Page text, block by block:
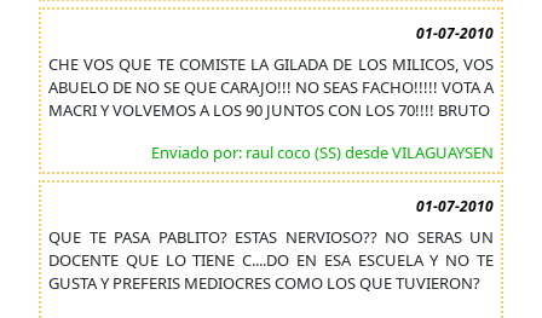
01-07-2010
CHE VOS QUE TE COMISTE LA GILADA DE LOS MILICOS, VOS
ABUELO DE NO SE QUE CARAJO!!! NO SEAS FACHO!!!!! VOTA A
MACRI Y VOLVEMOS A LOS 90 JUNTOS CON LOS 70!!!! BRUTO
Enviado por: raul coco (SS) desde VILAGUAYSEN
01-07-2010
QUE TE PASA PABLITO? ESTAS NERVIOSO?? NO SERAS UN
DOCENTE QUE LO TIENE C....DO EN ESA ESCUELA Y NO TE
GUSTA Y PREFERIS MEDIOCRES COMO LOS QUE TUVIERON?